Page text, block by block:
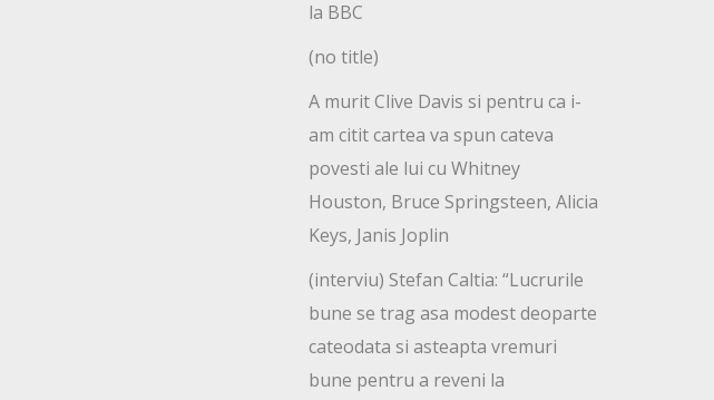
la BBC
(no title)
A murit Clive Davis si pentru ca i-
am citit cartea va spun cateva
povesti ale lui cu Whitney
Houston, Bruce Springsteen, Alicia
Keys, Janis Joplin
(interviu) Stefan Caltia: “Lucrurile
bune se trag asa modest deoparte
cateodata si asteapta vremuri
bune pentru a reveni la